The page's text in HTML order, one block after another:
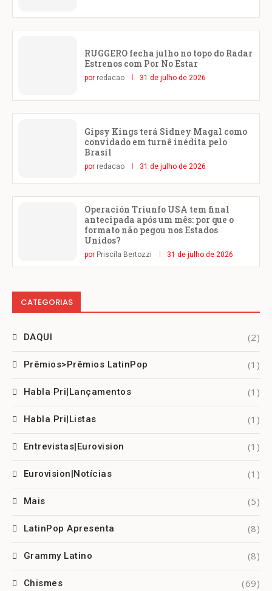
RUGGERO fecha julho no topo do Radar
Estrenos com Por No Estar
por redacao 31 de julho de 2026
Gipsy Kings terá Sidney Magal como
convidado em turnê inédita pelo
Brasil
por redacao 31 de julho de 2026
Operación Triunfo USA tem final
antecipada após um mês: por que o
formato não pegou nos Estados
Unidos?
por Priscila Bertozzi 31 de julho de 2026
CATEGORIAS
DAQUI (2)
Prêmios>Prêmios LatinPop (1)
Habla Pri|Lançamentos (1)
Habla Pri|Listas (1)
Entrevistas|Eurovision (1)
Eurovision|Notícias (1)
Mais (5)
LatinPop Apresenta (8)
Grammy Latino (8)
Chismes (69)